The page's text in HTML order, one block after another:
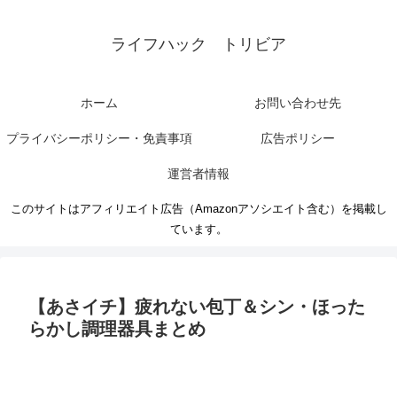
ライフハック トリビア
ホーム お問い合わせ先
プライバシーポリシー・免責事項 広告ポリシー
運営者情報
このサイトはアフィリエイト広告（Amazonアソシエイト含む）を掲載し
ています。
【あさイチ】疲れない包丁＆シン・ほった
らかし調理器具まとめ